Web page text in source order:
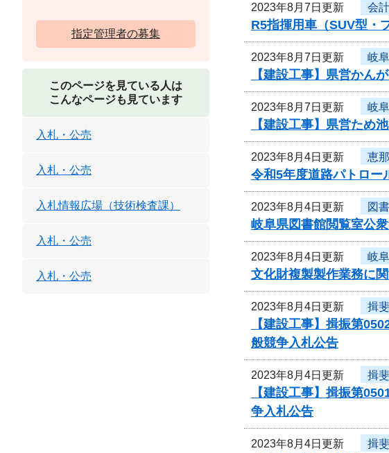
2023年8月7日更新 会
R5指揮用車（SUV型・
2023年8月7日更新 岐
【建設工事】県営か
2023年8月7日更新 岐
【建設工事】県営た
2023年8月4日更新 恵
令和5年度道路パトロー
2023年8月4日更新 図
岐阜県図書館閲覧室公
2023年8月4日更新 岐
文化財複製製作業務に
2023年8月4日更新 揖
【建設工事】揖振第
般競争入札公告
2023年8月4日更新 揖
【建設工事】揖振第
争入札公告
2023年8月4日更新 揖
指定管理者の募集
このページを見ている人は
こんなページも見ています
入札・公売
入札・公売
入札情報広場（技術検査課）
入札・公売
入札・公売